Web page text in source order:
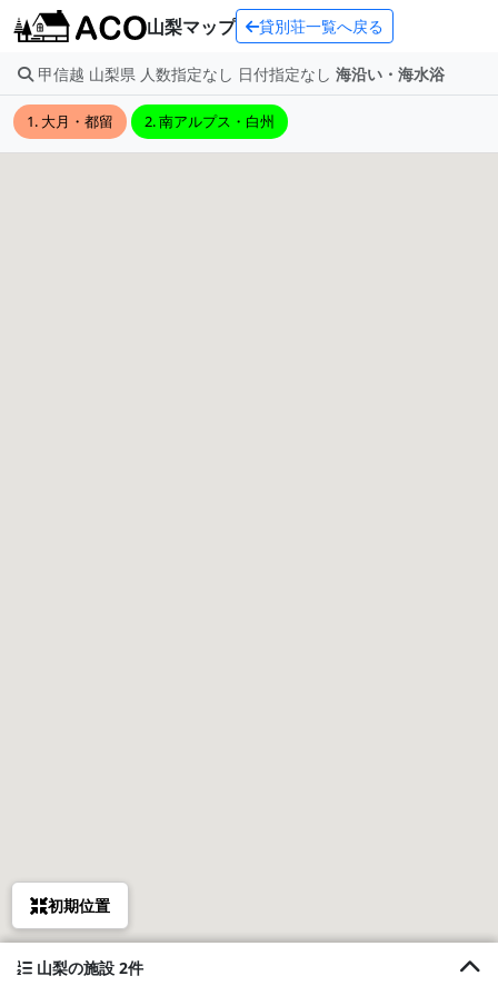
山梨マップ 貸別荘一覧へ戻る
甲信越 山梨県 人数指定なし 日付指定なし 海沿い・海水浴
1. 大月・都留 2. 南アルプス・白州
初期位置
山梨の施設 2件1. サウナ&リバー貸別荘のんびり荘道志